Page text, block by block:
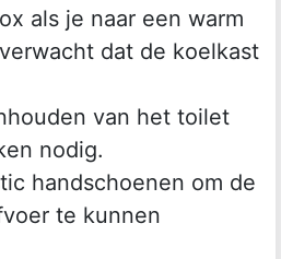
als je naar een warm
dat de koelkast
van het toilet
nodig.
handschoenen om de
te kunnen